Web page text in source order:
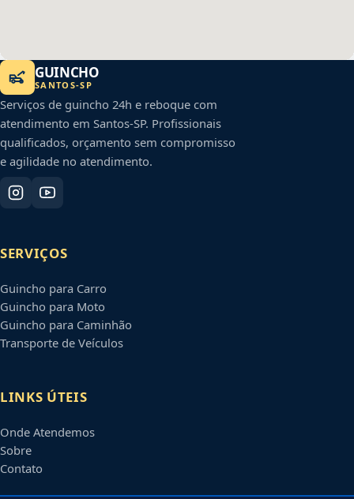
GUINCHO
SANTOS-SP
Serviços de guincho 24h e reboque com
atendimento em Santos-SP. Profissionais
qualificados, orçamento sem compromisso
e agilidade no atendimento.
SERVIÇOS
Guincho para Carro
Guincho para Moto
Guincho para Caminhão
Transporte de Veículos
LINKS ÚTEIS
Onde Atendemos
Sobre
Contato